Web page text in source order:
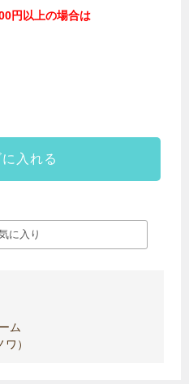
円以上の場合は
に入れる
に入り
ム
）